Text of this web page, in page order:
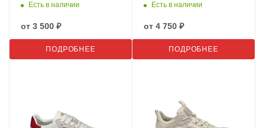
Есть в наличии
от 3 500 ₽
ПОДРОБНЕЕ
Есть в наличии
от 4 750 ₽
ПОДРОБНЕЕ